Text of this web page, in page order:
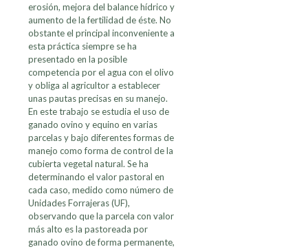
erosión, mejora del balance hídrico y
aumento de la fertilidad de éste. No
obstante el principal inconveniente a
esta práctica siempre se ha
presentado en la posible
competencia por el agua con el olivo
y obliga al agricultor a establecer
unas pautas precisas en su manejo.
En este trabajo se estudia el uso de
ganado ovino y equino en varias
parcelas y bajo diferentes formas de
manejo como forma de control de la
cubierta vegetal natural. Se ha
determinando el valor pastoral en
cada caso, medido como número de
Unidades Forrajeras (UF),
observando que la parcela con valor
más alto es la pastoreada por
ganado ovino de forma permanente,